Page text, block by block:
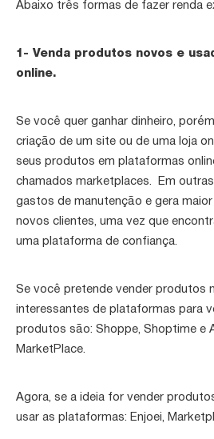
Abaixo três formas de fazer renda
1- Venda produtos novos e
online.
Se você quer ganhar dinheiro,
criação de um site ou de uma loja
seus produtos em plataformas
chamados marketplaces. Em
gastos de manutenção e gera
novos clientes, uma vez que
uma plataforma de confiança.
Se você pretende vender produtos
interessantes de plataformas para
produtos são: Shoppe, Shoptime e
MarketPlace.
Agora, se a ideia for vender
usar as plataformas: Enjoei,